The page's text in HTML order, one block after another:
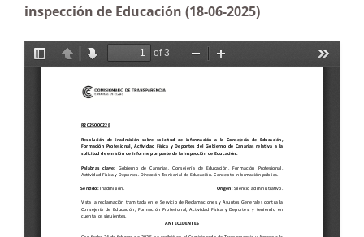
inspección de Educación (18-06-2025)